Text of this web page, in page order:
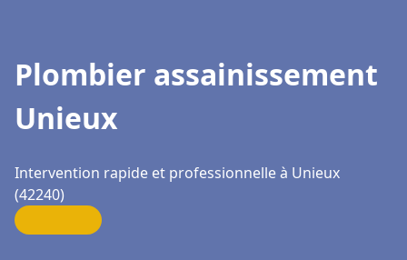
Plombier assainissement
Unieux
Intervention rapide et professionnelle à Unieux
(42240)